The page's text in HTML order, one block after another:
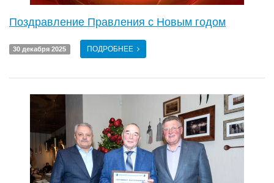
Поздравление Правления с Новым годом
30 декабря 2025 ПОДРОБНЕЕ